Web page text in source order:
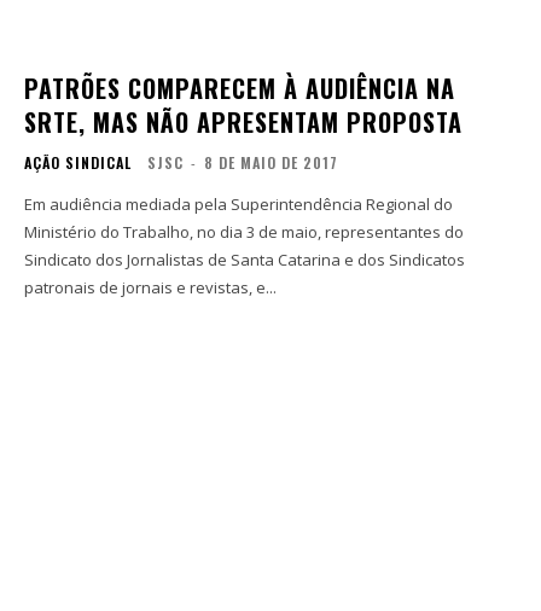
PATRÕES COMPARECEM À AUDIÊNCIA NA
SRTE, MAS NÃO APRESENTAM PROPOSTA
AÇÃO SINDICAL SJSC - 8 DE MAIO DE 2017
Em audiência mediada pela Superintendência Regional do
Ministério do Trabalho, no dia 3 de maio, representantes do
Sindicato dos Jornalistas de Santa Catarina e dos Sindicatos
patronais de jornais e revistas, e...